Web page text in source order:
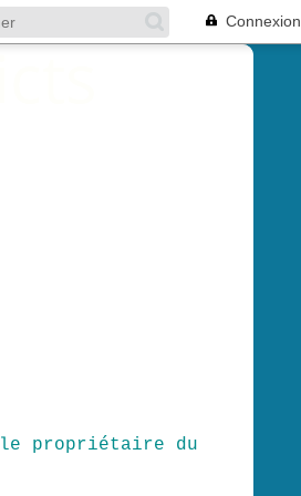
Connexion
propriétaire du